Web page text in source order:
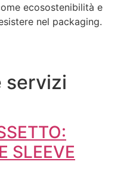
ecosostenibilità e
nel packaging.
servizi
SLEEVE